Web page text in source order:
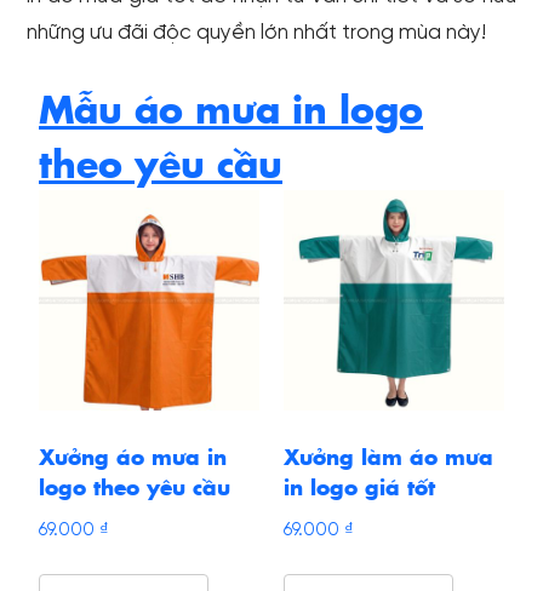
những ưu đãi độc quyền lớn nhất trong mùa này!
Mẫu áo mưa in logo
theo yêu cầu
Xưởng áo mưa in
logo theo yêu cầu
69.000 ₫
Xưởng làm áo mưa
in logo giá tốt
69.000 ₫